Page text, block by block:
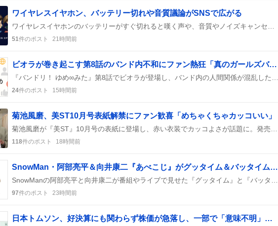
ワイヤレスイヤホン、バッテリー切れや音質議論がSNSで広がる
51件のポスト 21時間前
ビオラが巻き起こす第8話のバンド内不和にファン熱狂「真のガールズバンドが始まった」
24件のポスト 15時間前
菊池風磨、美ST10月号表紙解禁にファン歓喜「めちゃくちゃカッコいい」
118件のポスト 18時間前
SnowMan・阿部亮平＆向井康二『あべこじ』がグッタイム＆バッタイムで大盛り上がり「かわいい」声続出
97件のポスト 23時間前
日本トムソン、好決算にも関わらず株価が急落し、一部で「意味不明」との声が上がる